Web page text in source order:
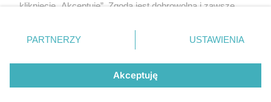
kliknięcie „Akceptuję”. Zgoda jest dobrowolna i zawsze
prywatności znajdujący się w lewym dolnym rogu strony
. Niektóre rodzaje przetwarzania danych nie wymagają
zgody użytkownika, ale masz prawo sprzeciwić się
takiemu przetwarzaniu. Preferencje będą miały
zastosowania tylko na tej witrynie.
PARTNERZY USTAWIENIA
Akceptuję